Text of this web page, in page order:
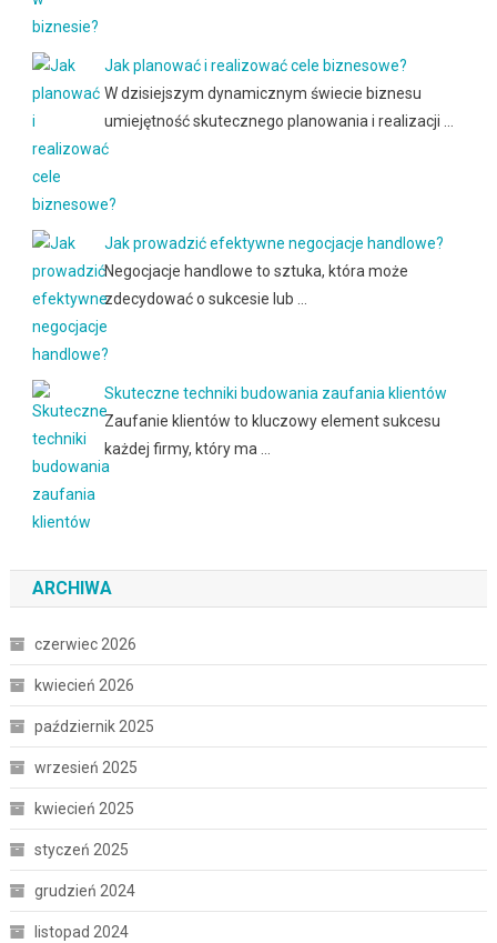
Jak planować i realizować cele biznesowe?
W dzisiejszym dynamicznym świecie biznesu
umiejętność skutecznego planowania i realizacji …
Jak prowadzić efektywne negocjacje handlowe?
Negocjacje handlowe to sztuka, która może
zdecydować o sukcesie lub …
Skuteczne techniki budowania zaufania klientów
Zaufanie klientów to kluczowy element sukcesu
każdej firmy, który ma …
ARCHIWA
czerwiec 2026
kwiecień 2026
październik 2025
wrzesień 2025
kwiecień 2025
styczeń 2025
grudzień 2024
listopad 2024